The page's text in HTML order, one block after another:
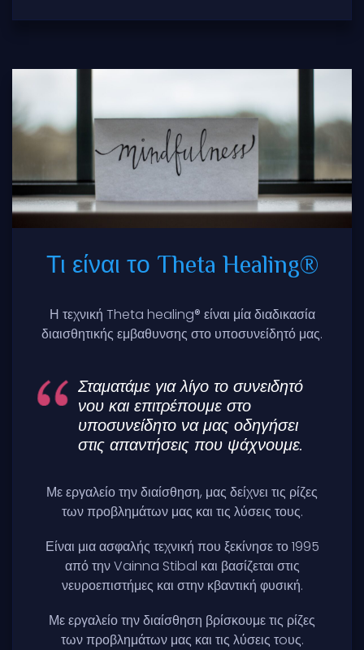
Τι είναι το Theta Healing®
Η τεχνική Theta healing® είναι μία διαδικασία
διαισθητικής εμβαθυνσης στο υποσυνείδητό μας.
Σταματάμε για λίγο το συνειδητό
νου και επιτρέπουμε στο
υποσυνείδητο να μας οδηγήσει
στις απαντήσεις που ψάχνουμε.
Με εργαλείο την διαίσθηση, μας δείχνει τις ρίζες
των προβλημάτων μας και τις λύσεις τους.
Είναι μια ασφαλής τεχνική που ξεκίνησε το 1995
από την Vainna Stibal και βασίζεται στις
νευροεπιστήμες και στην κβαντική φυσική.
Με εργαλείο την διαίσθηση βρίσκουμε τις ρίζες
των προβλημάτων μας και τις λύσεις τoυς.